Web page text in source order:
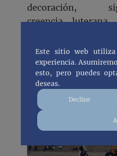
decoración,
creencia
santos y vírgenes.
Este sitio web
experiencia.
esto, pero puedes
deseas.
Decline